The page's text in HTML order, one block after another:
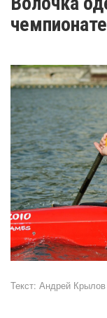
Текст: Андрей Крылов